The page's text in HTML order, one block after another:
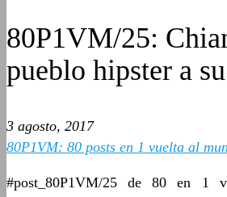
80P1VM/25:
pueblo hipster a
3 agosto, 2017
80P1VM: 80 posts en 1 vuelta al
#post_80P1VM/25 de 80 en 1